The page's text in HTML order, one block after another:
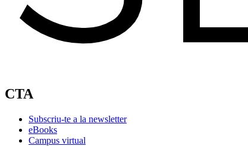
CTA
Subscriu-te a la newsletter
eBooks
Campus virtual